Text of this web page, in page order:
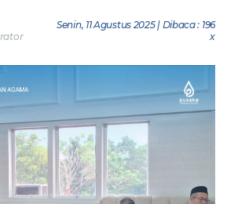
Senin, 11 Agustus 2025 | Dibaca : 196
x